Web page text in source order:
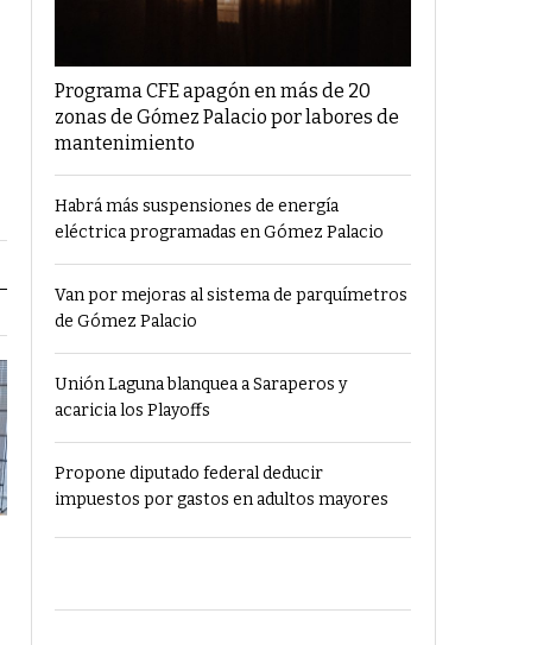
Programa CFE apagón en más de 20
zonas de Gómez Palacio por labores de
mantenimiento
Habrá más suspensiones de energía
eléctrica programadas en Gómez Palacio
Van por mejoras al sistema de parquímetros
de Gómez Palacio
Unión Laguna blanquea a Saraperos y
acaricia los Playoffs
Propone diputado federal deducir
impuestos por gastos en adultos mayores